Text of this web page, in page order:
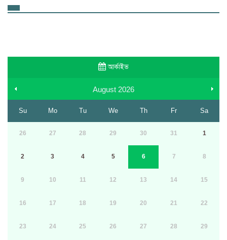
আর্কাইভ
August 2026
Su Mo Tu We Th Fr Sa
26 27 28 29 30 31 1
2 3 4 5 6 7 8
9 10 11 12 13 14 15
16 17 18 19 20 21 22
23 24 25 26 27 28 29